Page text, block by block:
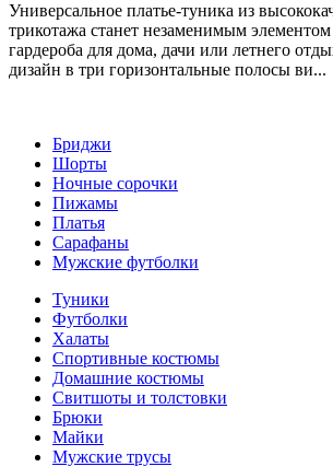
Универсальное платье-туника из
трикотажа станет незаменимым
гардероба для дома, дачи или летнего
дизайн в три горизонтальные полосы ви...
Бриджи
Шорты
Ночные сорочки
Пижамы
Платья
Сарафаны
Мужские футболки
Туники
Футболки
Халаты
Спортивные костюмы
Домашние костюмы
Свитшоты и толстовки
Брюки
Майки
Мужские трусы